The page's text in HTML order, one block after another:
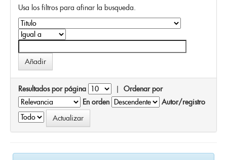
Usa los filtros para afinar la busqueda.
Resultados por página | Ordenar por
En orden
Autor/registro